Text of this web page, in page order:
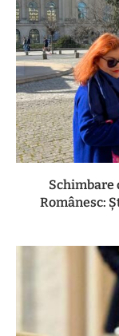
Schimbare
Românesc: